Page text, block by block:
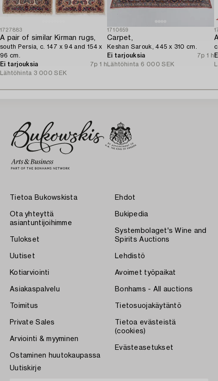
1727883
A pair of similar Kirman rugs,
south Persia, c. 147 x 94 and 154 x
96 cm.
Ei tarjouksia
7p 1 h
Lähtöhinta 3 000 SEK
1710659
Carpet,
Keshan Sarouk, 445 x 310 cm.
Ei tarjouksia
7p 1 h
Lähtöhinta 6 000 SEK
Tietoa Bukowskista
Ota yhteyttä
asiantuntijoihimme
Tulokset
Uutiset
Kotiarviointi
Asiakaspalvelu
Toimitus
Private Sales
Arviointi & myyminen
Ostaminen huutokaupassa
Ehdot
Bukipedia
Systembolaget's Wine and
Spirits Auctions
Lehdistö
Avoimet työpaikat
Bonhams - All auctions
Tietosuojakäytäntö
Tietoa evästeistä
(cookies)
Evästeasetukset
Uutiskirje